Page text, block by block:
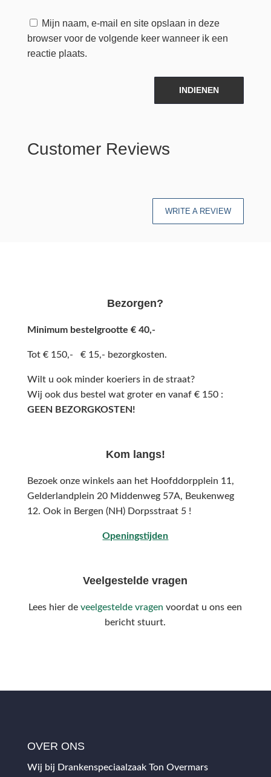
Mijn naam, e-mail en site opslaan in deze
browser voor de volgende keer wanneer ik een
reactie plaats.
INDIENEN
Customer Reviews
WRITE A REVIEW
Bezorgen?
Minimum bestelgrootte € 40,-
Tot € 150,- € 15,- bezorgkosten.
Wilt u ook minder koeriers in de straat?
Wij ook dus bestel wat groter en vanaf € 150 :
GEEN BEZORGKOSTEN!
Kom langs!
Bezoek onze winkels aan het Hoofddorpplein 11,
Gelderlandplein 20 Middenweg 57A, Beukenweg
12. Ook in Bergen (NH) Dorpsstraat 5 !
Openingstijden
Veelgestelde vragen
Lees hier deveelgestelde vragen voordat u ons een
bericht stuurt.
OVER ONS
Wij bij Drankenspeciaalzaak Ton Overmars